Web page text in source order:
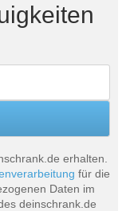
erhalten.
für die
Daten im
deinschrank.de